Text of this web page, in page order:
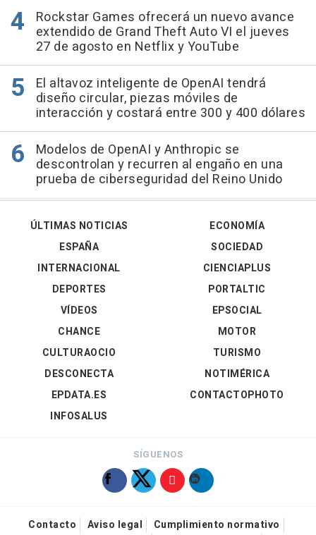
Rockstar Games ofrecerá un nuevo avance
extendido de Grand Theft Auto VI el jueves
27 de agosto en Netflix y YouTube
El altavoz inteligente de OpenAI tendrá
diseño circular, piezas móviles de
interacción y costará entre 300 y 400 dólares
Modelos de OpenAI y Anthropic se
descontrolan y recurren al engaño en una
prueba de ciberseguridad del Reino Unido
ÚLTIMAS NOTICIAS
ESPAÑA
INTERNACIONAL
DEPORTES
VÍDEOS
ECONOMÍA
SOCIEDAD
CIENCIAPLUS
PORTALTIC
EPSOCIAL
CHANCE
CULTURAOCIO
DESCONECTA
EPDATA.ES
INFOSALUS
MOTOR
TURISMO
NOTIMÉRICA
CONTACTOPHOTO
SÍGUENOS
Contacto Aviso legal
Cumplimiento normativo